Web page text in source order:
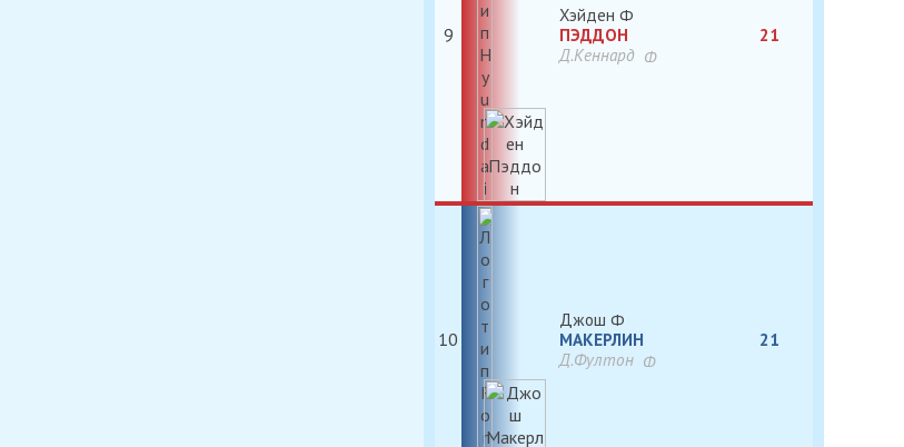
9
Хэйден
ПЭДДОН
Д.Кеннард
21
10
Джош
МАКЕРЛИН
Д.Фултон
21